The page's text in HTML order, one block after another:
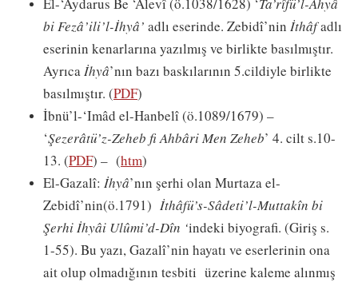
bi Fezâ’ili’l-İhyâ’ adlı eserinde. Zebidî’nin İthâfadlı
eserinin kenarlarına yazılmış ve birlikte basılmıştır.
Ayrıcaİhyâ’nın bazı baskılarının 5.cildiyle birlikte
basılmıştır. (PDF)
İbnü’l-‘Imâd el-Hanbelî (ö.1089/1679) –
‘Şezerâtü’z-Zeheb fi Ahbâri Men Zeheb’ 4. cilt s.10-
13. (PDF) – (htm)
El-Gazalî: İhyâ’nın şerhi olan Murtaza el-
Zebidî’nin(ö.1791) İthâfü’s-Sâdeti’l-Muttakîn bi
Şerhi İhyâi Ulûmi’d-Dîn ‘indeki biyografi. (Giriş s.
1-55). Bu yazı, Gazalî’nin hayatı ve eserlerinin ona
ait olup olmadığının tesbiti üzerine kaleme alınmış